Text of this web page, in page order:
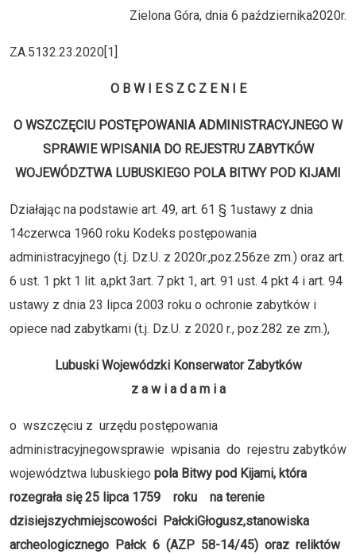
Zielona Góra, dnia 6 października2020r.
ZA.5132.23.2020[1]
O B W I E S Z C Z E N I E
O WSZCZĘCIU POSTĘPOWANIA ADMINISTRACYJNEGO W
SPRAWIE WPISANIA DO REJESTRU ZABYTKÓW
WOJEWÓDZTWA LUBUSKIEGO POLA BITWY POD KIJAMI
Działając na podstawie art. 49, art. 61 § 1ustawy z dnia
14czerwca 1960 roku Kodeks postępowania
administracyjnego (t.j. Dz.U. z 2020r.,poz.256ze zm.) oraz art.
6 ust. 1 pkt 1 lit. a,pkt 3art. 7 pkt 1, art. 91 ust. 4 pkt 4 i art. 94
ustawy z dnia 23 lipca 2003 roku o ochronie zabytków i
opiece nad zabytkami (t.j. Dz.U. z 2020 r., poz.282 ze zm.),
Lubuski Wojewódzki Konserwator Zabytków
z a w i a d a m i a
o wszczęciu z urzędu postępowania
administracyjnegowsprawie wpisania do rejestru zabytków
województwa lubuskiego pola Bitwy pod Kijami, która
rozegrała się 25 lipca 1759 roku na terenie
dzisiejszychmiejscowości PałckiGłogusz,stanowiska
archeologicznego Pałck 6 (AZP 58-14/45) oraz reliktów